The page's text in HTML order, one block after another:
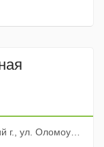
Оломоуцкая, 16